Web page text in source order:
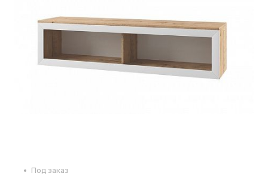
Под заказ